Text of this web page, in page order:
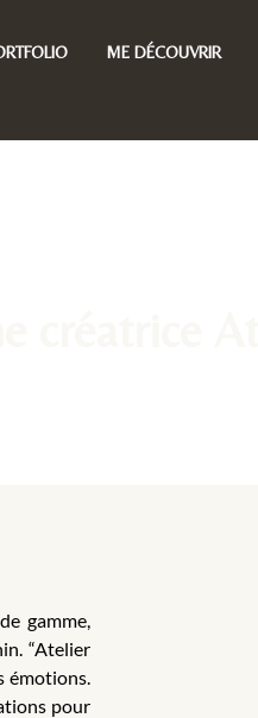
ME DÉCOUVRIR
gamme,
“Atelier
émotions.
pour